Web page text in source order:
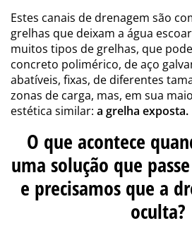
Estes canais de drenagem são
grelhas que deixam a água
muitos tipos de grelhas, que
concreto polimérico, de aço
abatíveis, fixas, de diferentes
zonas de carga, mas, em sua
estética similar: a grelha exposta.
O que acontece
uma solução que
e precisamos que a
oculta?